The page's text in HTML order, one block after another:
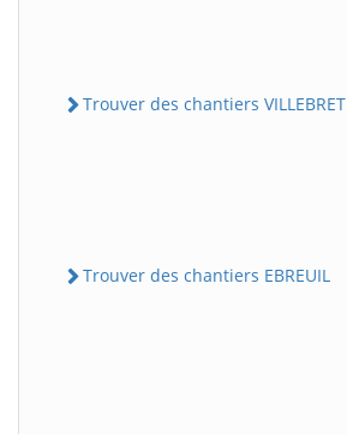
Trouver des chantiers VILLEBRET
Trouver des chantiers EBREUIL